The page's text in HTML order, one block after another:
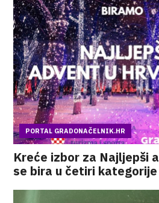
PORTAL GRADONAČELNIK.HR
Kreće izbor za Najljepši
se bira u četiri kategorije